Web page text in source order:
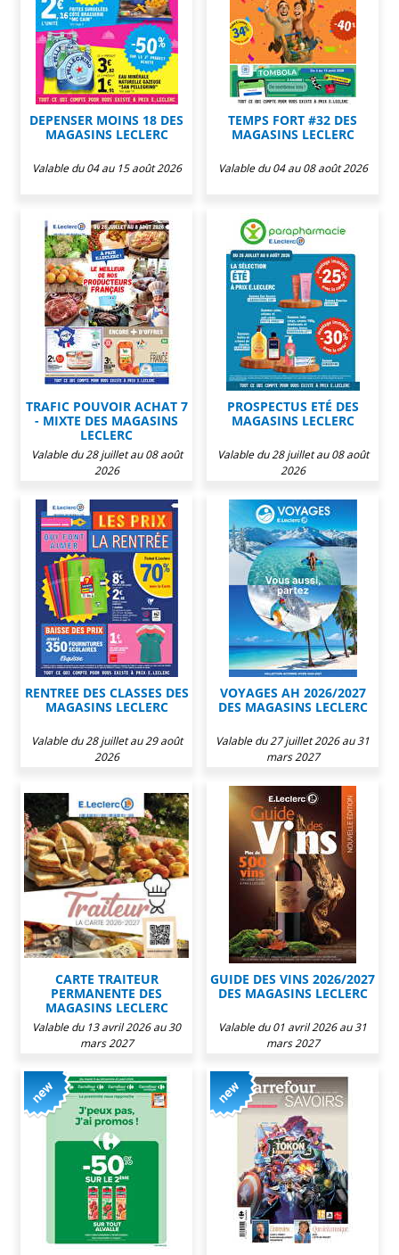
DEPENSER MOINS 18 DES
MAGASINS LECLERC
Valable du 04 au 15 août 2026
TEMPS FORT #32 DES
MAGASINS LECLERC
Valable du 04 au 08 août 2026
TRAFIC POUVOIR ACHAT 7
- MIXTE DES MAGASINS
LECLERC
Valable du 28 juillet au 08 août
2026
PROSPECTUS ETÉ DES
MAGASINS LECLERC
Valable du 28 juillet au 08 août
2026
RENTREE DES CLASSES DES
MAGASINS LECLERC
Valable du 28 juillet au 29 août
2026
VOYAGES AH 2026/2027
DES MAGASINS LECLERC
Valable du 27 juillet 2026 au 31
mars 2027
CARTE TRAITEUR
PERMANENTE DES
MAGASINS LECLERC
Valable du 13 avril 2026 au 30
mars 2027
GUIDE DES VINS 2026/2027
DES MAGASINS LECLERC
Valable du 01 avril 2026 au 31
mars 2027